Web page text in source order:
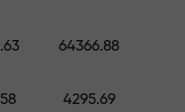
su
el
64366.88
4295.69